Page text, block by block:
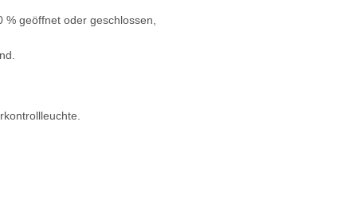
% geöffnet oder geschlossen,